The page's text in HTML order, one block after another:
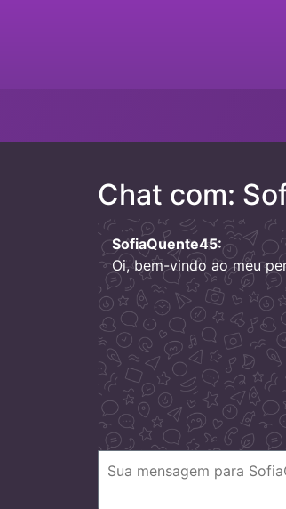
Chat com:
SofiaQuente45:
Oi, bem-vindo ao meu